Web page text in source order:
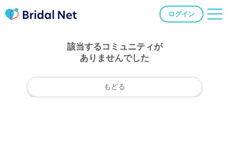
ログイン
該当するコミュニティが
ありませんでした
もどる